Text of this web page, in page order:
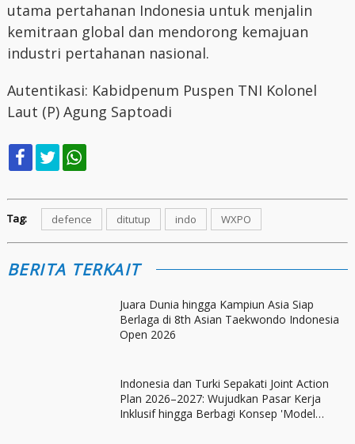
utama pertahanan Indonesia untuk menjalin
kemitraan global dan mendorong kemajuan
industri pertahanan nasional.
Autentikasi: Kabidpenum Puspen TNI Kolonel
Laut (P) Agung Saptoadi
Tag: defence ditutup indo WXPO
BERITA TERKAIT
Juara Dunia hingga Kampiun Asia Siap
Berlaga di 8th Asian Taekwondo Indonesia
Open 2026
Indonesia dan Turki Sepakati Joint Action
Plan 2026–2027: Wujudkan Pasar Kerja
Inklusif hingga Berbagi Konsep 'Model